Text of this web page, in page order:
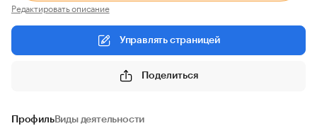
Редактировать описание
Управлять страницей
Поделиться
ПрофильВиды деятельности